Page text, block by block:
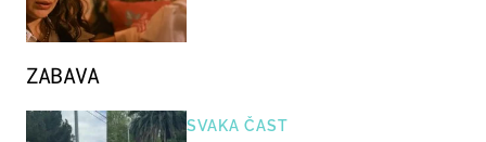
ZABAVA
SVAKA ČAST